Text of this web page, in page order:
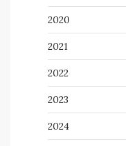
2020
2021
2022
2023
2024